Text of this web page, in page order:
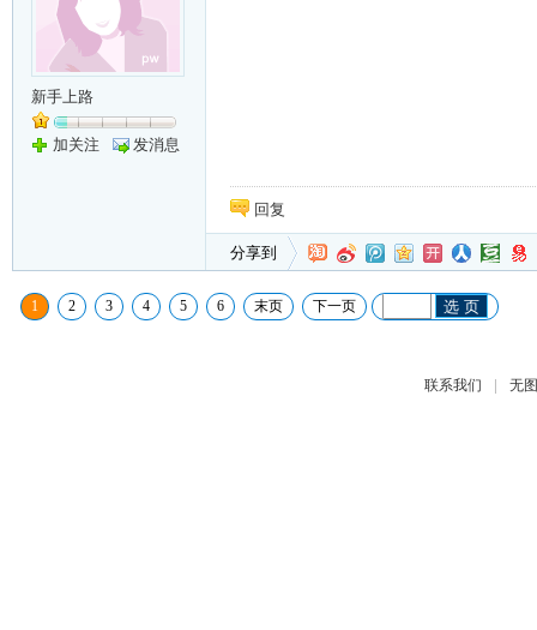
新手上路
加关注 发消息
回复
分享到
1 2 3 4 5 6 末页 下一页 选 页
联系我们 | 无